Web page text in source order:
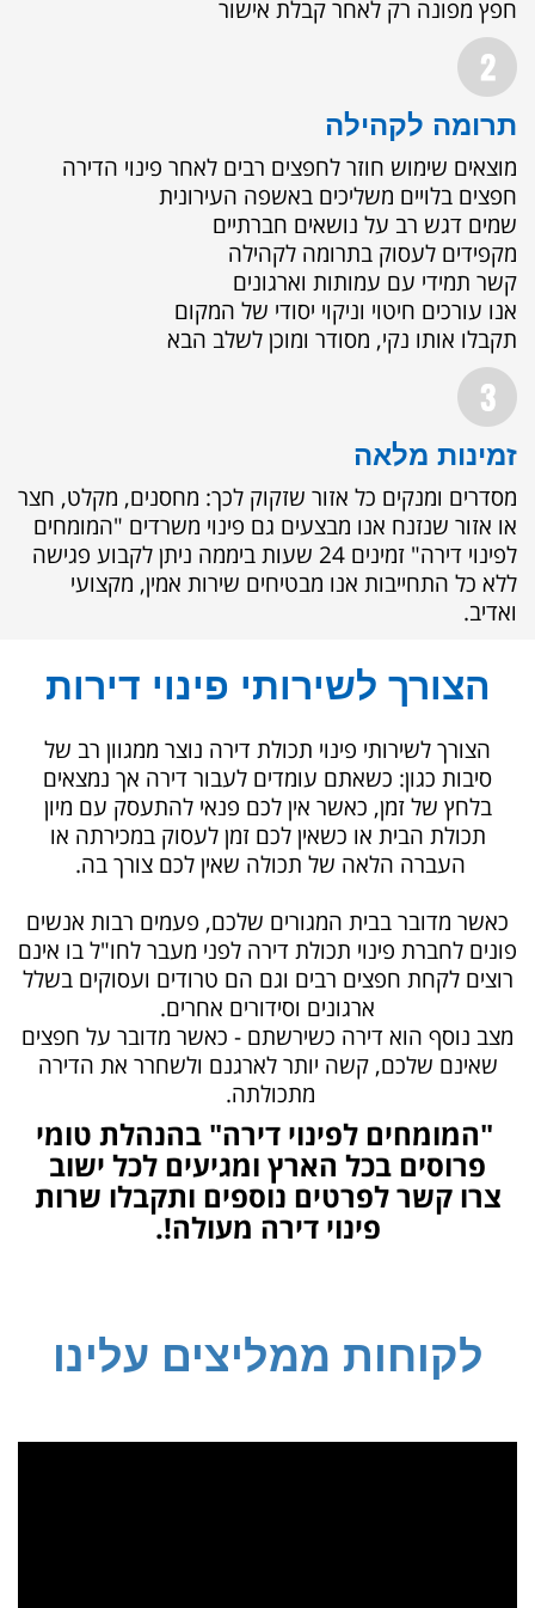
חפץ מפונה רק לאחר קבלת אישור
תרומה לקהילה
מוצאים שימוש חוזר לחפצים רבים לאחר פינוי הדירה
חפצים בלויים משליכים באשפה העירונית
שמים דגש רב על נושאים חברתיים
מקפידים לעסוק בתרומה לקהילה
קשר תמידי עם עמותות וארגונים
אנו עורכים חיטוי וניקוי יסודי של המקום
תקבלו אותו נקי, מסודר ומוכן לשלב הבא
זמינות מלאה
מסדרים ומנקים כל אזור שזקוק לכך: מחסנים, מקלט, חצר
או אזור שנזנח אנו מבצעים גם פינוי משרדים "המומחים
לפינוי דירה" זמינים 24 שעות ביממה
ניתן לקבוע פגישה
ללא כל התחייבות אנו מבטיחים שירות אמין, מקצועי
ואדיב.
הצורך לשירותי פינוי דירות
הצורך לשירותי פינוי תכולת דירה נוצר ממגוון רב של
סיבות כגון: כשאתם עומדים לעבור דירה אך נמצאים
בלחץ של זמן, כאשר אין לכם פנאי להתעסק עם מיון
תכולת הבית או כשאין לכם זמן לעסוק במכירתה או
העברה הלאה של תכולה שאין לכם צורך בה.
כאשר מדובר בבית המגורים שלכם, פעמים רבות אנשים
פונים לחברת פינוי תכולת דירה לפני מעבר לחו"ל בו אינם
רוצים לקחת חפצים רבים וגם הם טרודים ועסוקים בשלל
ארגונים וסידורים אחרים.
מצב נוסף הוא דירה כשירשתם - כאשר מדובר על חפצים
שאינם שלכם, קשה יותר לארגנם ולשחרר את הדירה
מתכולתה.
"המומחים לפינוי דירה" בהנהלת טומי
פרוסים בכל הארץ ומגיעים לכל ישוב
צרו קשר לפרטים נוספים ותקבלו שרות
פינוי דירה מעולה!.
לקוחות ממליצים עלינו